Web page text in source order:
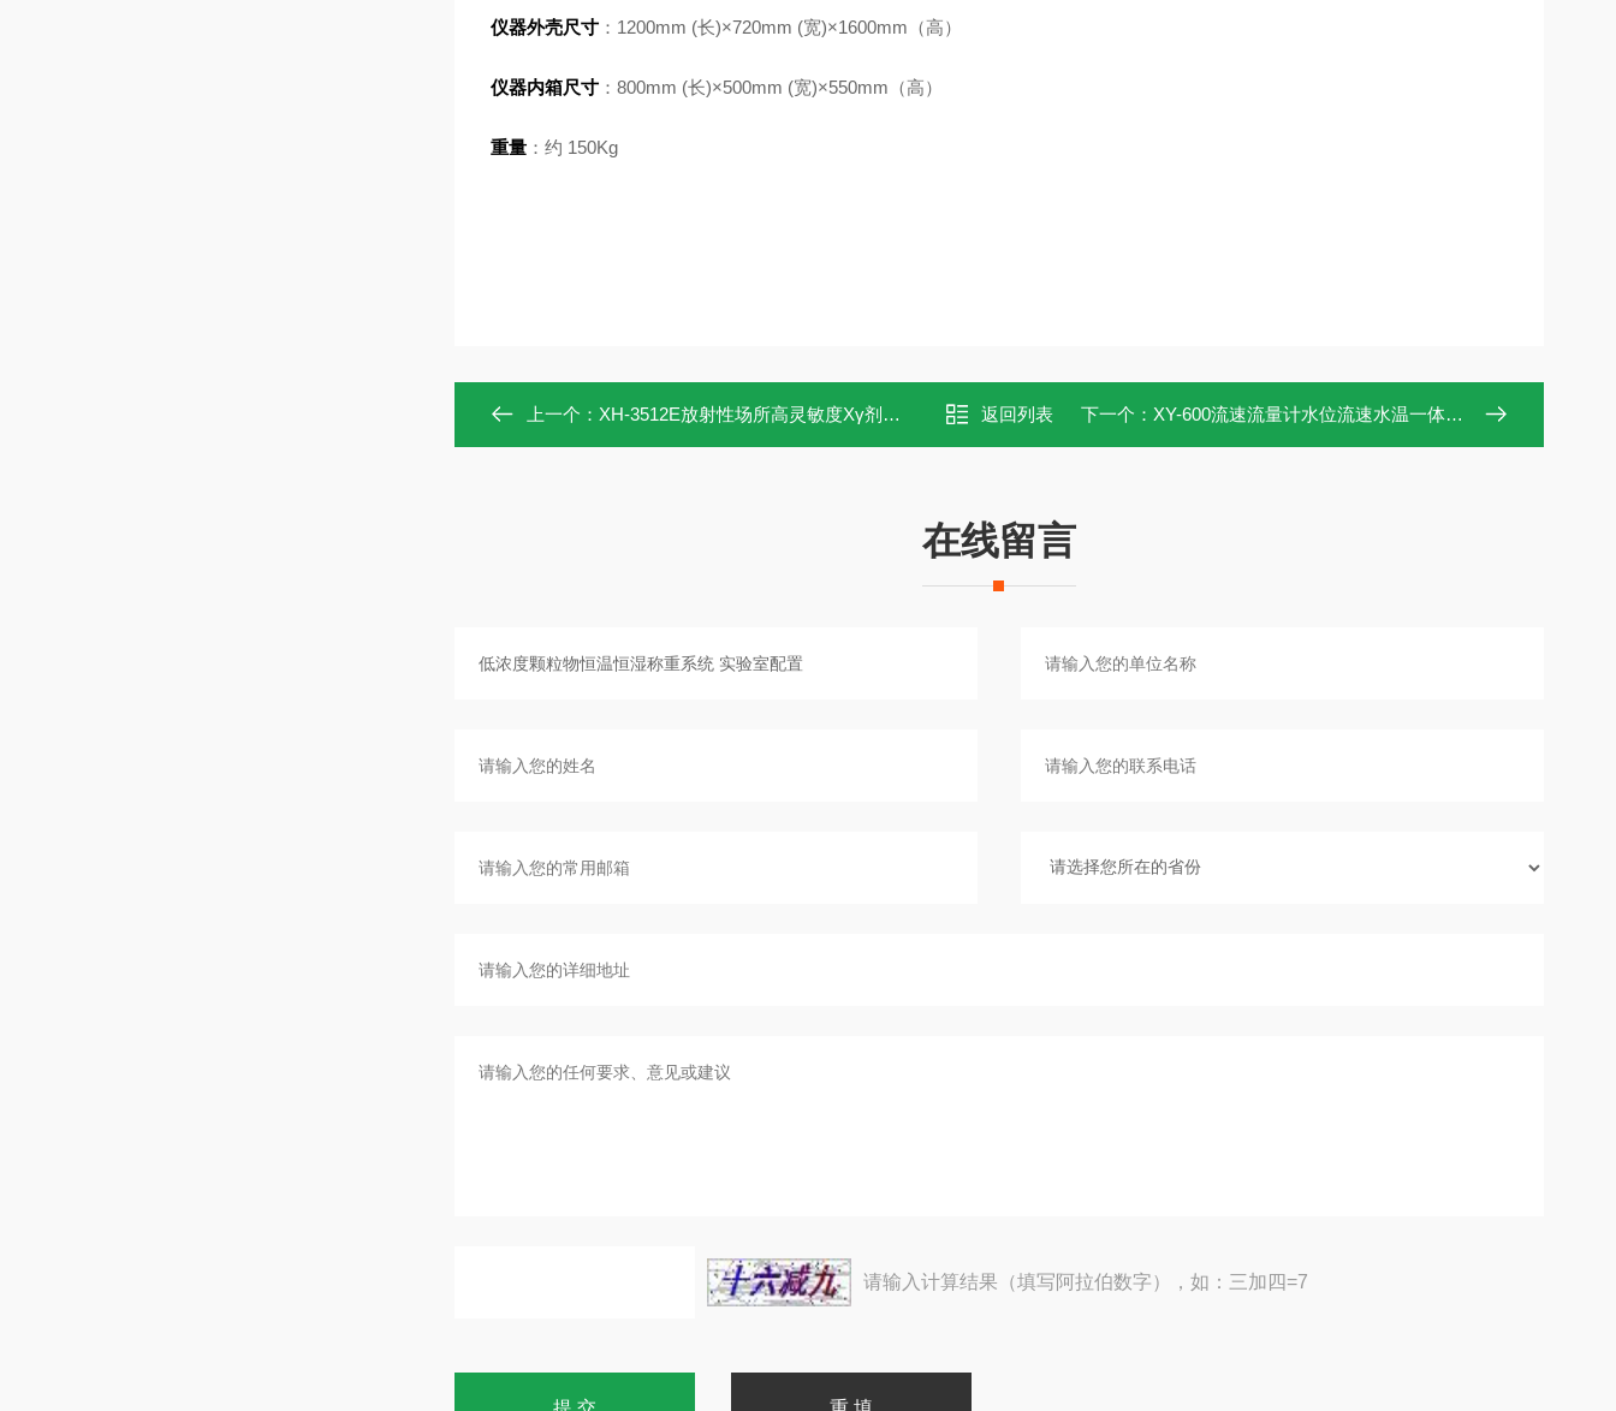
仪器外壳尺寸：1200mm (长)×720mm (宽)×1600mm（高）
仪器内箱尺寸：800mm (长)×500mm (宽)×550mm（高）
重量：约 150Kg
上一个： XH-3512E放射性场所高灵敏度Xγ剂量率快速测量仪 返回列表 下一个： XY-600流速流量计水位流速水温一体化测量
在线留言
请输入计算结果（填写阿拉伯数字），如：三加四=7